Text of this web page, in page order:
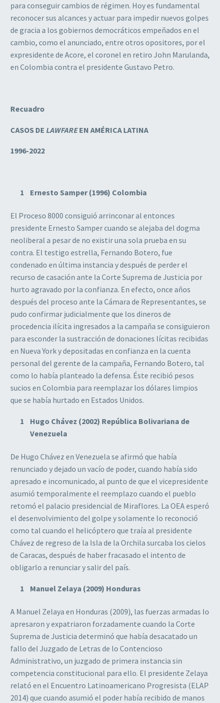
para conseguir cambios de régimen. Hoy es fundamental
reconocer sus alcances y actuar para impedir nuevos golpes
de gracia a los gobiernos democráticos empeñados en el
cambio, como el anunciado, entre otros opositores, por el
expresidente de Acore, el coronel en retiro John Marulanda,
en Colombia contra el presidente Gustavo Petro.
Recuadro
CASOS DE LAWFAREEN AMÉRICA LATINA
1996-2022
Ernesto Samper (1996) Colombia
El Proceso 8000 consiguió arrinconar al entonces
presidente Ernesto Samper cuando se alejaba del dogma
neoliberal a pesar de no existir una sola prueba en su
contra. El testigo estrella, Fernando Botero, fue
condenado en última instancia y después de perder el
recurso de casación ante la Corte Suprema de Justicia por
hurto agravado por la confianza. En efecto, once años
después del proceso ante la Cámara de Representantes, se
pudo confirmar judicialmente que los dineros de
procedencia ilícita ingresados a la campaña se consiguieron
para esconder la sustracción de donaciones lícitas recibidas
en Nueva York y depositadas en confianza en la cuenta
personal del gerente de la campaña, Fernando Botero, tal
como lo había planteado la defensa. Éste recibió pesos
sucios en Colombia para reemplazar los dólares limpios
que se había hurtado en Estados Unidos.
Hugo Chávez (2002) República Bolivariana de
Venezuela
De Hugo Chávez en Venezuela se afirmó que había
renunciado y dejado un vacío de poder, cuando había sido
apresado e incomunicado, al punto de que el vicepresidente
asumió temporalmente el reemplazo cuando el pueblo
retomó el palacio presidencial de Miraflores. La OEA esperó
el desenvolvimiento del golpe y solamente lo reconoció
como tal cuando el helicóptero que traía al presidente
Chávez de regreso de la Isla de la Orchila surcaba los cielos
de Caracas, después de haber fracasado el intento de
obligarlo a renunciar y salir del país.
Manuel Zelaya (2009) Honduras
A Manuel Zelaya en Honduras (2009), las fuerzas armadas lo
apresaron y expatriaron forzadamente cuando la Corte
Suprema de Justicia determinó que había desacatado un
fallo del Juzgado de Letras de lo Contencioso
Administrativo, un juzgado de primera instancia sin
competencia constitucional para ello. El presidente Zelaya
relató en el Encuentro Latinoamericano Progresista (ELAP
2014) que cuando asumió el poder había recibido de manos